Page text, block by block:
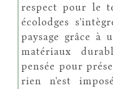
respect pour le
écolodges
paysage grâce à
matériaux
pensée pour
rien n'est